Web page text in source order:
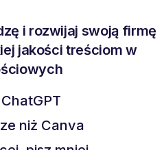
i rozwijaj swoją firmę
jakości treściom w
niż Canva